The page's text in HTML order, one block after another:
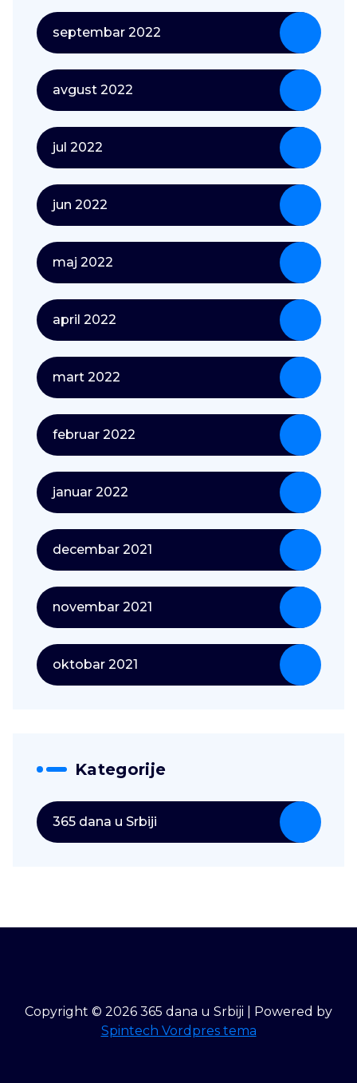
septembar 2022
avgust 2022
jul 2022
jun 2022
maj 2022
april 2022
mart 2022
februar 2022
januar 2022
decembar 2021
novembar 2021
oktobar 2021
Kategorije
365 dana u Srbiji
Copyright © 2026 365 dana u Srbiji | Powered by
Spintech Vordpres tema